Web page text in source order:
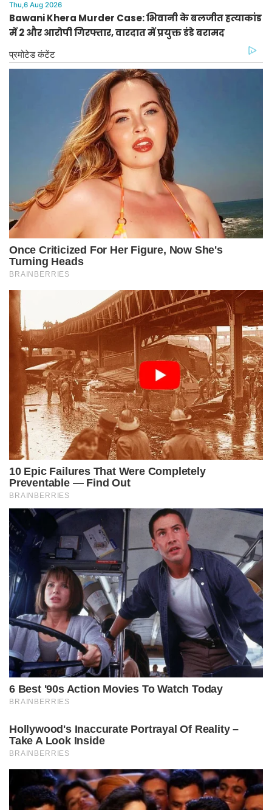
Thu,6 Aug 2026
Bawani Khera Murder Case: भिवानी के बलजीत हत्याकांड
में 2 और आरोपी गिरफ्तार, वारदात में प्रयुक्त डंडे बरामद